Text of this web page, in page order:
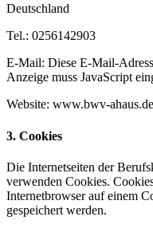
Deutschland
Tel.: 0256142903
E-Mail: Diese E-Mail-
Anzeige muss JavaScript
Website: www.bwv-ahaus.de
3. Cookies
Die Internetseiten der
verwenden Cookies.
Internetbrowser auf einem
gespeichert werden.